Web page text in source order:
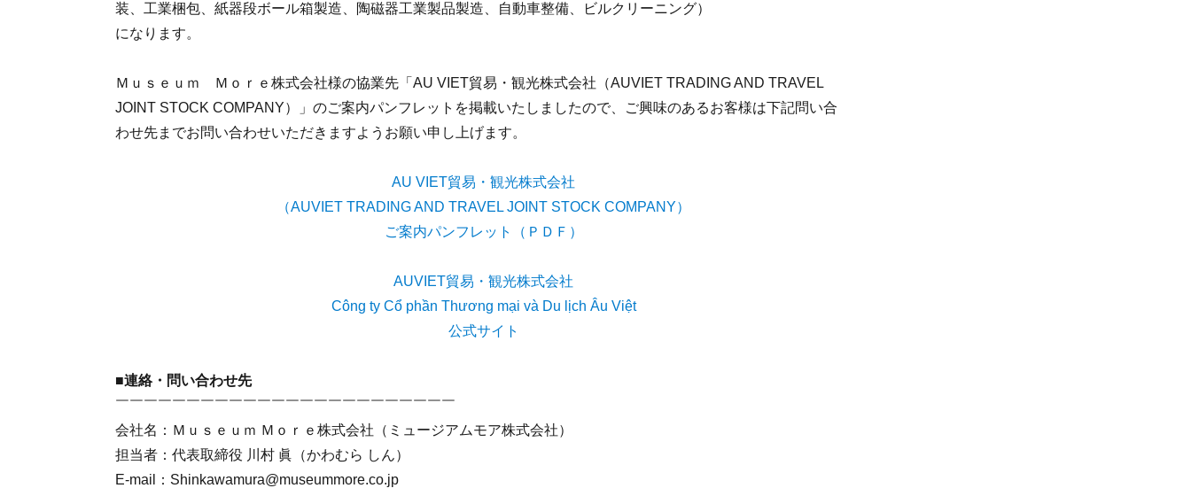
装、工業梱包、紙器段ボール箱製造、陶磁器工業製品製造、自動車整備、ビルクリーニング）
になります。
Ｍｕｓｅｕｍ Ｍｏｒｅ株式会社様の協業先「AU VIET貿易・観光株式会社（AUVIET TRADING AND TRAVEL
JOINT STOCK COMPANY）」のご案内パンフレットを掲載いたしましたので、ご興味のあるお客様は下記問い合
わせ先までお問い合わせいただきますようお願い申し上げます。
AU VIET貿易・観光株式会社
（AUVIET TRADING AND TRAVEL JOINT STOCK COMPANY）
ご案内パンフレット（ＰＤＦ）
AUVIET貿易・観光株式会社
Công ty Cổ phần Thương mại và Du lịch Âu Việt
公式サイト
■連絡・問い合わせ先
￣￣￣￣￣￣￣￣￣￣￣￣￣￣￣￣￣￣￣￣￣￣￣￣
会社名：Ｍｕｓｅｕｍ Ｍｏｒｅ株式会社（ミュージアムモア株式会社）
担当者：代表取締役 川村 眞（かわむら しん）
E-mail：Shinkawamura@museummore.co.jp